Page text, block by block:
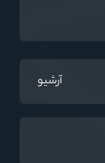
آرشیو